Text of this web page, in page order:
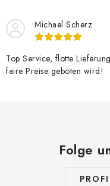
Michael Scherz
Top Service, flotte
faire Preise geboten wird!
Folge